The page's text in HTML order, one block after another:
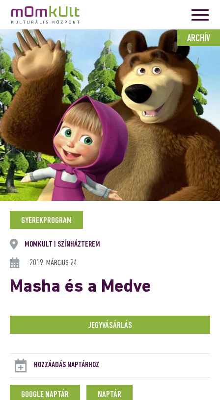
ARCHÍV
GYEREKPROGRAM
MOMKULT SZÍNHÁZTEREM
2019. MÁRCIUS 24.
Masha és a Medve
JEGYVÁSÁRLÁS
HOZZÁADÁS NAPTÁRHOZ
GOOGLE NAPTÁR NAPTÁR